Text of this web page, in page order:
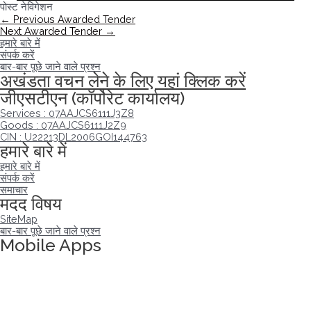
पोस्ट नेविगेशन
← Previous Awarded Tender
Next Awarded Tender →
हमारे बारे में
संपर्क करें
बार-बार पूछे जाने वाले प्रश्न
अखंडता वचन लेने के लिए यहां क्लिक करें
जीएसटीएन (कॉर्पोरेट कार्यालय)
Services : 07AAJCS6111J3Z8
Goods : 07AAJCS6111J2Z9
CIN : U22213DL2006GOI144763
हमारे बारे में
हमारे बारे में
संपर्क करें
समाचार
मदद विषय
SiteMap
बार-बार पूछे जाने वाले प्रश्न
Mobile Apps